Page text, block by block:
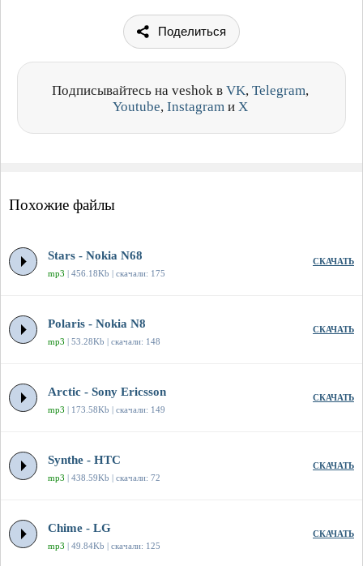
Поделиться
Подписывайтесь на veshok в VK, Telegram,
Youtube, Instagram и X
Похожие файлы
Stars - Nokia N68
mp3 | 456.18Kb | скачали: 175
СКАЧАТЬ
Polaris - Nokia N8
mp3 | 53.28Kb | скачали: 148
СКАЧАТЬ
Arctic - Sony Ericsson
mp3 | 173.58Kb | скачали: 149
СКАЧАТЬ
Synthe - HTC
mp3 | 438.59Kb | скачали: 72
СКАЧАТЬ
Chime - LG
mp3 | 49.84Kb | скачали: 125
СКАЧАТЬ